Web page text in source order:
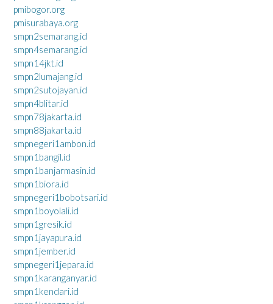
pmibogor.org
pmisurabaya.org
smpn2semarang.id
smpn4semarang.id
smpn14jkt.id
smpn2lumajang.id
smpn2sutojayan.id
smpn4blitar.id
smpn78jakarta.id
smpn88jakarta.id
smpnegeri1ambon.id
smpn1bangil.id
smpn1banjarmasin.id
smpn1biora.id
smpnegeri1bobotsari.id
smpn1boyolali.id
smpn1gresik.id
smpn1jayapura.id
smpn1jember.id
smpnegeri1jepara.id
smpn1karanganyar.id
smpn1kendari.id